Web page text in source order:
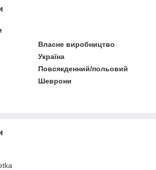
Власне виробництво
Україна
Повсякденний/польовий
Шеврони